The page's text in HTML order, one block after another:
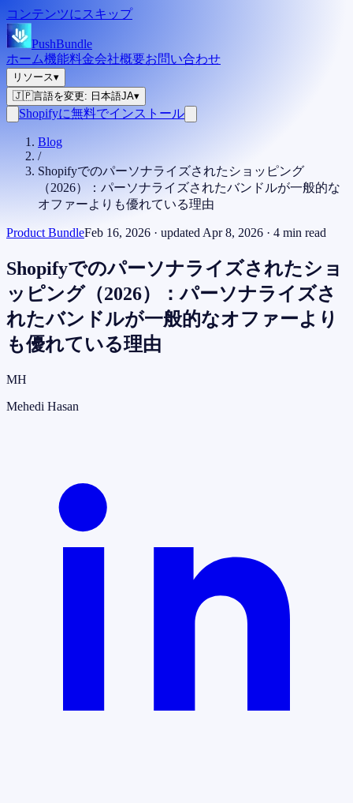
コンテンツにスキップ
PushBundle
ホーム機能料金会社概要お問い合わせ
リソース▾
🇯🇵言語を変更: 日本語JA▾
Shopifyに無料でインストール
Blog
/
Shopifyでのパーソナライズされたショッピング
（2026）：パーソナライズされたバンドルが一般的な
オファーよりも優れている理由
Product BundleFeb 16, 2026 · updated Apr 8, 2026 · 4 min read
Shopifyでのパーソナライズされたショ
ッピング（2026）：パーソナライズさ
れたバンドルが一般的なオファーより
も優れている理由
MH
Mehedi Hasan